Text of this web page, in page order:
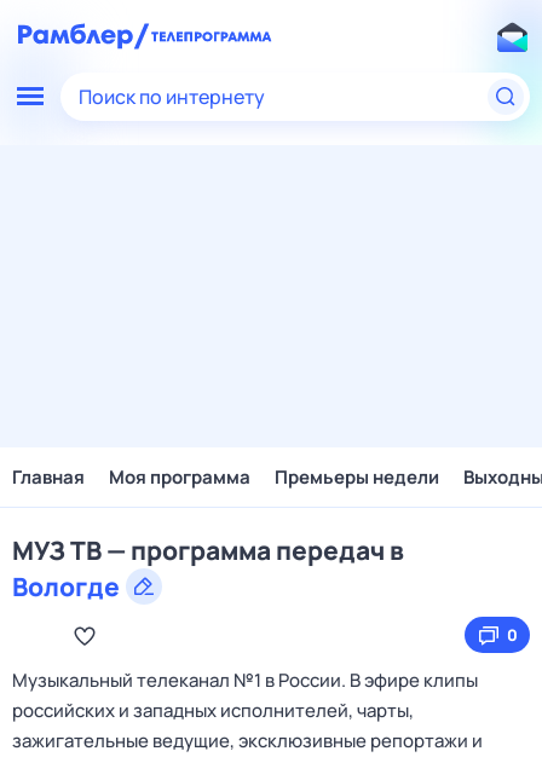
Поиск по интернету
Главная Моя программа Премьеры недели
МУЗ ТВ — программа передач в
Вологде
0
Музыкальный телеканал №1 в России. В эфире клипы
российских и западных исполнителей, чарты,
зажигательные ведущие, эксклюзивные репортажи и